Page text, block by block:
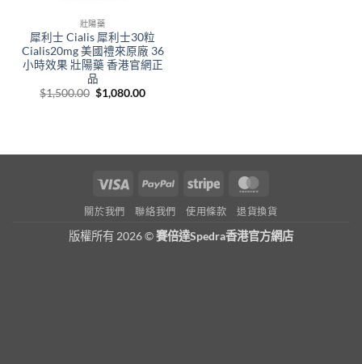
壯陽藥
犀利士 Cialis 犀利士30粒
Cialis20mg 美國禮來原廠 36
小時效果 壯陽藥 香港官網正
品
$1,500.00 Original
price
$1,080.00Current
Visa PayPal Stripe
關於我們 聯絡我們 使用條款 退貨換貨
版權所有 2026 ©賽倍達Spedra香港官方網店